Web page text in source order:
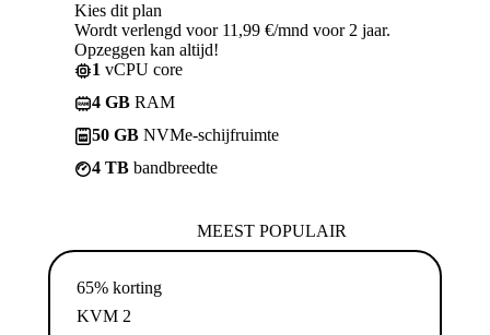
Kies dit plan
Wordt verlengd voor 11,99 €/mnd voor 2 jaar.
Opzeggen kan altijd!
1 vCPU core
4 GB RAM
50 GB NVMe-schijfruimte
4 TB bandbreedte
MEEST POPULAIR
65% korting
KVM 2